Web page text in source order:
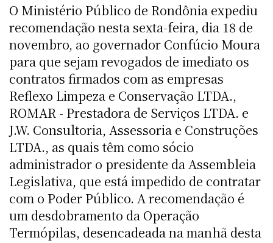
O Ministério Público de Rondônia expediu
recomendação nesta sexta-feira, dia 18 de
novembro, ao governador Confúcio Moura
para que sejam revogados de imediato os
contratos firmados com as empresas
Reflexo Limpeza e Conservação LTDA.,
ROMAR - Prestadora de Serviços LTDA. e
J.W. Consultoria, Assessoria e Construções
LTDA., as quais têm como sócio
administrador o presidente da Assembleia
Legislativa, que está impedido de contratar
com o Poder Público. A recomendação é
um desdobramento da Operação
Termópilas, desencadeada na manhã desta